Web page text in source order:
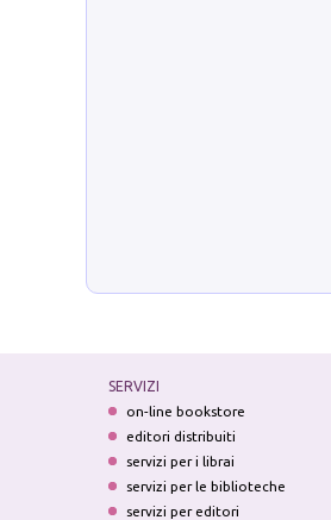
SERVIZI
on-line bookstore
editori distribuiti
servizi per i librai
servizi per le biblioteche
servizi per editori